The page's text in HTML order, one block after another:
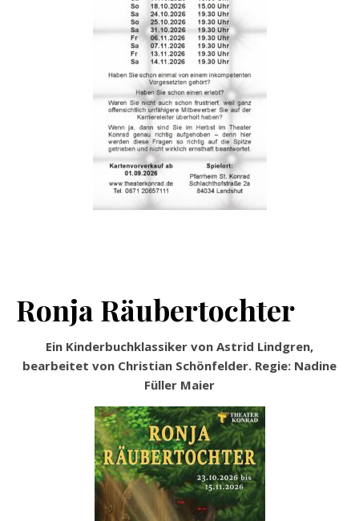
Ronja Räubertochter
Ein Kinderbuchklassiker von Astrid Lindgren,
bearbeitet von Christian Schönfelder. Regie: Nadine
Füller Maier